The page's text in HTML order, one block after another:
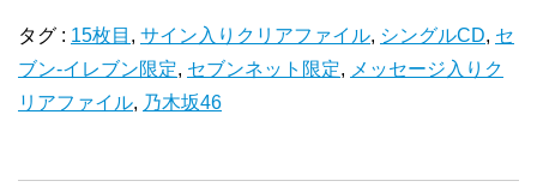
タグ : 15枚目 , サイン入りクリアファイル, シングルCD, セ
ブン-イレブン限定, セブンネット限定, メッセージ入りク
リアファイル, 乃木坂46